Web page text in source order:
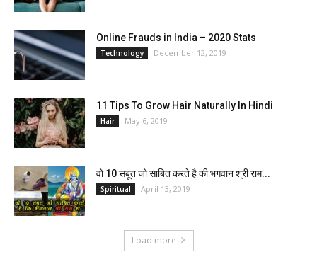
Online Frauds in India – 2020 Stats
Technology December 12, 2019
11 Tips To Grow Hair Naturally In Hindi
Hair May 6, 2019
वो 10 सबूत जो साबित करते है की भगवान श्री राम...
Spiritual April 13, 2019
Load more